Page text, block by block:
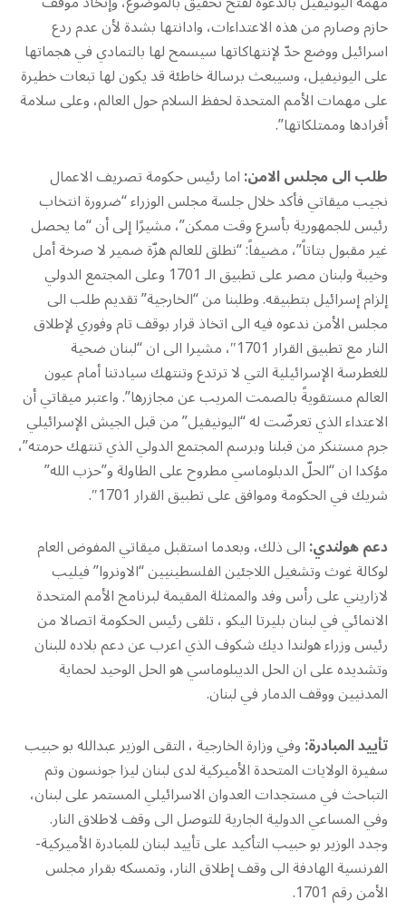
حازم وصارم من هذه الاعتداءات، وادانتها بشدة لأن عدم ردع
اسرائيل ووضع حدّ لإنتهاكاتها سيسمح لها بالتمادي في هجماتها
على اليونيفيل، وسيبعث برسالة خاطئة قد يكون لها تبعات خطيرة
على مهمات الأمم المتحدة لحفظ السلام حول العالم، وعلى سلامة
أفرادها وممتلكاتها”.
طلب الى مجلس الامن:اما رئيس حكومة تصريف الاعمال
نجيب ميقاتي فأكد خلال جلسة مجلس الوزراء “ضرورة انتخاب
رئيس للجمهورية بأسرع وقت ممكن”، مشيرًا إلى أن “ما يحصل
غير مقبول بتاتاً”، مضيفاً: “نطلق للعالم هزّة ضمير لا صرخة أمل
وخيبة ولبنان مصر على تطبيق الـ 1701 وعلى المجتمع الدولي
إلزام إسرائيل بتطبيقه. وطلبنا من “الخارجية” تقديم طلب الى
مجلس الأمن ندعوه فيه الى اتخاذ قرار بوقف تام وفوري لإطلاق
النار مع تطبيق القرار 1701″، مشيرا الى ان “لبنان ضحية
للغطرسة الإسرائيلية التي لا ترتدع وتنتهك سيادتنا أمام عيون
العالم مستقويةً بالصمت المريب عن مجازرها”. واعتبر ميقاتي أن
الاعتداء الذي تعرضّت له “اليونيفيل” من قبل الجيش الإسرائيلي
جرم مستنكر من قبلنا وبرسم المجتمع الدولي الذي تنتهك حرمته”،
مؤكدا ان “الحلّ الدبلوماسي مطروح على الطاولة و”حزب الله”
شريك في الحكومة وموافق على تطبيق القرار 1701″.
دعم هولندي:الى ذلك، وبعدما استقبل ميقاتي المفوض العام
لوكالة غوث وتشغيل اللاجئين الفلسطينيين “الاونروا” فيليب
لازاريني على رأس وفد والممثلة المقيمة لبرنامج الأمم المتحدة
الانمائي في لبنان بليرتا اليكو ، تلقى رئيس الحكومة اتصالا من
رئيس وزراء هولندا ديك شكوف الذي اعرب عن دعم بلاده للبنان
وتشديده على ان الحل الديبلوماسي هو الحل الوحيد لحماية
المدنيين ووقف الدمار في لبنان.
تأييد المبادرة:وفي وزارة الخارجية ، التقى الوزير عبدالله بو حبيب
سفيرة الولايات المتحدة الأميركية لدى لبنان ليزا جونسون وتم
التباحث في مستجدات العدوان الاسرائيلي المستمر على لبنان،
وفي المساعي الدولية الجارية للتوصل الى وقف لاطلاق النار.
وجدد الوزير بو حبيب التأكيد على تأييد لبنان للمبادرة الأميركية-
الفرنسية الهادفة الى وقف إطلاق النار، وتمسكه بقرار مجلس
الأمن رقم 1701.